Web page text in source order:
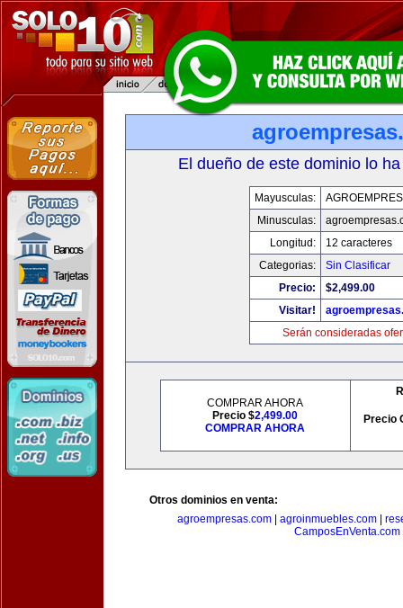
El dueño de este dominio lo
Mayusculas:
Minusculas:
Longitud:
12 caracteres
Categorias:
Sin Clasificar
Precio:
$2,499.00
Visitar!
Serán consideradas
COMPRAR AHORA
Precio $2,499.00
COMPRAR AHORA
Precio
Otros dominios en venta:
agroempresas.com
agroinmuebles.com
CamposEnVenta.com